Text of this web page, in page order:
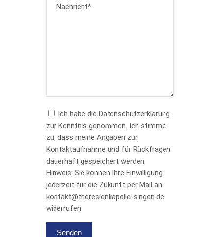
Ich habe die Datenschutzerklärung
zur Kenntnis genommen. Ich stimme
zu, dass meine Angaben zur
Kontaktaufnahme und für Rückfragen
dauerhaft gespeichert werden.
Hinweis: Sie können Ihre Einwilligung
jederzeit für die Zukunft per Mail an
kontakt@theresienkapelle-singen.de
widerrufen.